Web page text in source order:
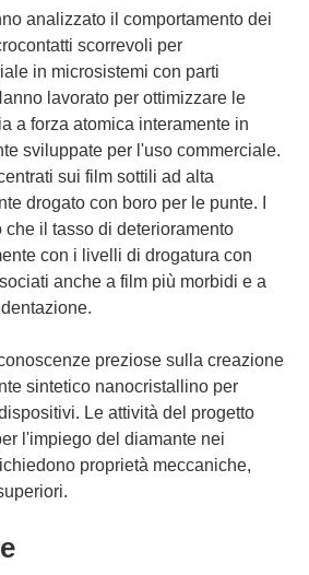
analizzato il comportamento dei
scorrevoli per
in microsistemi con parti
lavorato per ottimizzare le
a forza atomica interamente in
sviluppate per l'uso commerciale.
sui film sottili ad alta
drogato con boro per le punte. I
che il tasso di deterioramento
con i livelli di drogatura con
anche a film più morbidi e a
preziose sulla creazione
sintetico nanocristallino per
Le attività del progetto
l'impiego del diamante nei
proprietà meccaniche,